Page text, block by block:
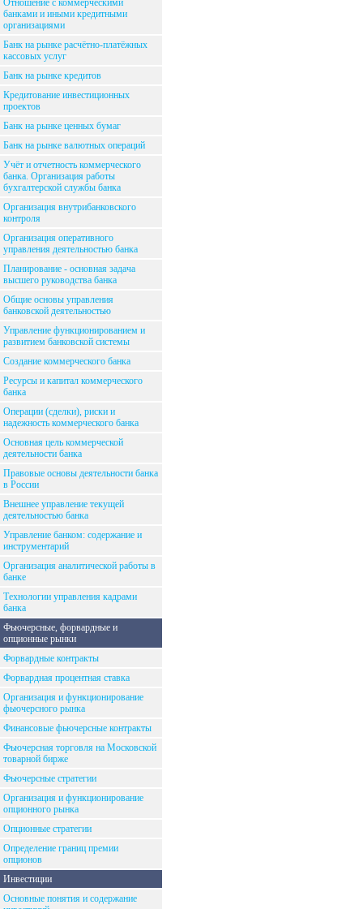
Отношение с коммерческими
банками и иными кредитными
организациями
Банк на рынке расчётно-платёжных
кассовых услуг
Банк на рынке кредитов
Кредитование инвестиционных
проектов
Банк на рынке ценных бумаг
Банк на рынке валютных операций
Учёт и отчетность коммерческого
банка. Организация работы
бухгалтерской службы банка
Организация внутрибанковского
контроля
Организация оперативного
управления деятельностью банка
Планирование - основная задача
высшего руководства банка
Общие основы управления
банковской деятельностью
Управление функционированием и
развитием банковской системы
Создание коммерческого банка
Ресурсы и капитал коммерческого
банка
Операции (сделки), риски и
надежность коммерческого банка
Основная цель коммерческой
деятельности банка
Правовые основы деятельности банка
в России
Внешнее управление текущей
деятельностью банка
Управление банком: содержание и
инструментарий
Организация аналитической работы в
банке
Технологии управления кадрами
банка
Фьючерсные, форвардные и
опционные рынки
Форвардные контракты
Форвардная процентная ставка
Организация и функционирование
фьючерсного рынка
Финансовые фьючерсные контракты
Фьючерсная торговля на Московской
товарной бирже
Фьючерсные стратегии
Организация и функционирование
опционного рынка
Опционные стратегии
Определение границ премии
опционов
Инвестиции
Основные понятия и содержание